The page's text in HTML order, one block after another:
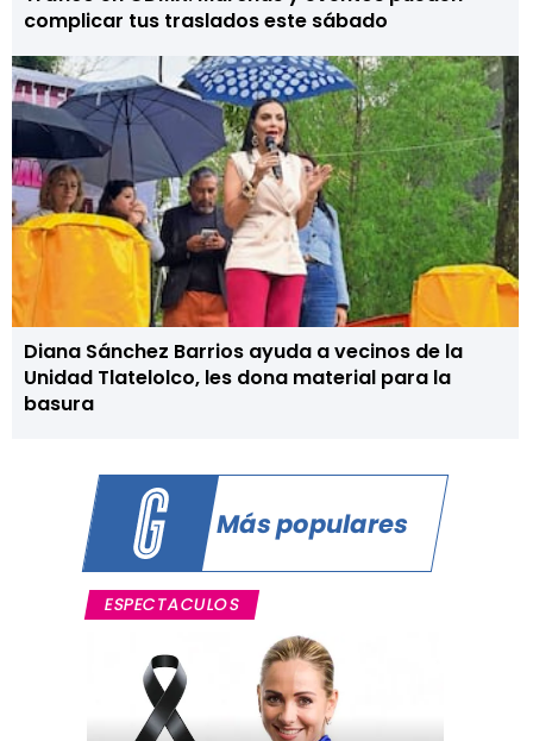
complicar tus traslados este sábado
Diana Sánchez Barrios ayuda a vecinos de la
Unidad Tlatelolco, les dona material para la
basura
Más populares
ESPECTACULOS